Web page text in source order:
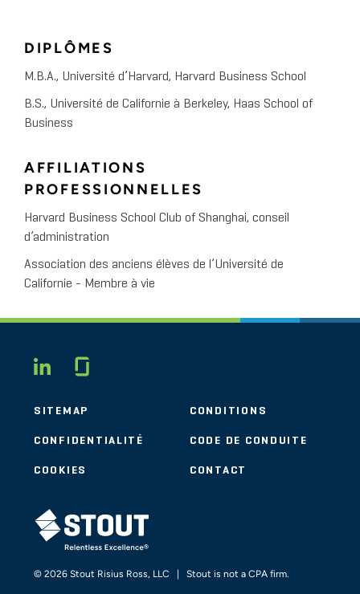
DIPLÔMES
M.B.A., Université d’Harvard, Harvard Business School
B.S., Université de Californie à Berkeley, Haas School of
Business
AFFILIATIONS
PROFESSIONNELLES
Harvard Business School Club of Shanghai, conseil
d’administration
Association des anciens élèves de l’Université de
Californie - Membre à vie
LINKEDIN
SITEMAP CONDITIONS
CONFIDENTIALITÉ CODE DE CONDUITE
COOKIES CONTACT
STOUT LOGO
© 2026 Stout Risius Ross, LLC | Stout is not a CPA firm.